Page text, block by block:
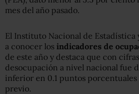
mes del año pasado.
El Instituto Nacional de Estadística
a conocer los indicadores de
de este año y destaca que con
desocupación a nivel nacional fue
inferior en 0.1 puntos
previo.